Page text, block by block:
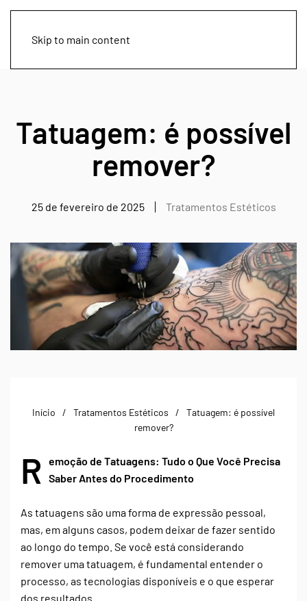
Skip to main content
Tatuagem: é possível
remover?
25 de fevereiro de 2025 Tratamentos Estéticos
Início Tratamentos Estéticos
Tatuagem: é possível
remover?
R
emoção de Tatuagens: Tudo o Que Você Precisa
Saber Antes do Procedimento
As tatuagens são uma forma de expressão pessoal,
mas, em alguns casos, podem deixar de fazer sentido
ao longo do tempo. Se você está considerando
remover uma tatuagem, é fundamental entender o
processo, as tecnologias disponíveis e o que esperar
dos resultados.